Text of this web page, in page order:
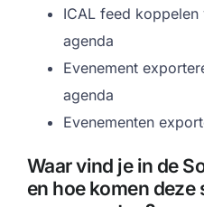
ICAL feed
agenda
Evenement
agenda
Evenementen
Waar vind je in de
en hoe komen deze